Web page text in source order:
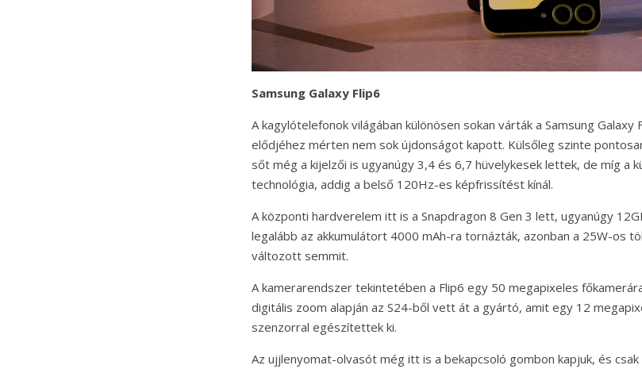
Samsung Galaxy Flip6
A kagylótelefonok világában különösen sokan várták a Samsung Galaxy
elődjéhez mérten nem sok újdonságot kapott. Külsőleg szinte
sőt még a kijelzői is ugyanúgy 3,4 és 6,7 hüvelykesek lettek, de míg a
technológia, addig a belső 120Hz-es képfrissítést kínál.
A központi hardverelem itt is a Snapdragon 8 Gen 3 lett, ugyanúgy
legalább az akkumulátort 4000 mAh-ra tornázták, azonban a 25W-os
változott semmit.
A kamerarendszer tekintetében a Flip6 egy 50 megapixeles
digitális zoom alapján az S24-ből vett át a gyártó, amit egy 12
szenzorral egészítettek ki.
Az ujjlenyomat-olvasót még itt is a bekapcsoló gombon kapjuk, és